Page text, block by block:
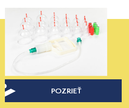
POZRIEŤ